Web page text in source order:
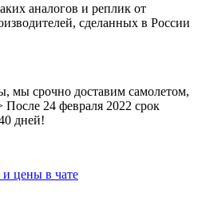
аналогов и реплик от
сделанных в России
мы срочно доставим самолетом,
После 24 февраля 2022 срок
дней!
цены в чате